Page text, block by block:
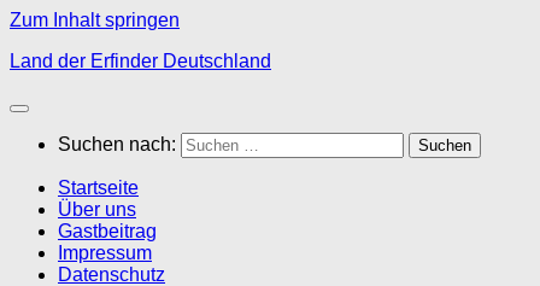
Zum Inhalt springen
Land der Erfinder Deutschland
Suchen nach:
Startseite
Über uns
Gastbeitrag
Impressum
Datenschutz